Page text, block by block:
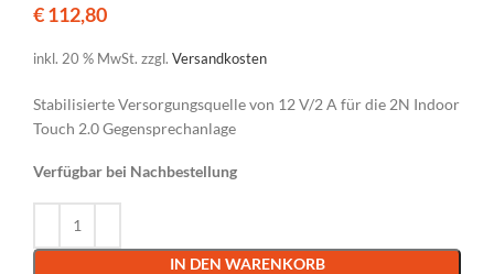
€112,80
inkl. 20 % MwSt. zzgl. Versandkosten
Stabilisierte Versorgungsquelle von 12 V/2 A für die 2N Indoor
Touch 2.0 Gegensprechanlage
Verfügbar bei Nachbestellung
IN DEN WARENKORB